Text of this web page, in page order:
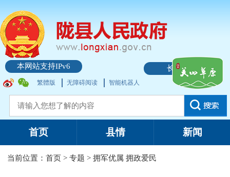
本网站支持IPv6 长者模式
繁體版 无障碍阅读 智能机器人
首页 县情 新闻
当前位置：首页 >专题 >拥军优属 拥政爱民